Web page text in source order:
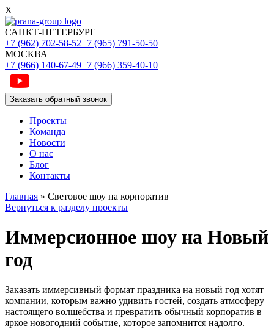
X
САНКТ-ПЕТЕРБУРГ
+7 (962) 702-58-52+7 (965) 791-50-50
МОСКВА
+7 (966) 140-67-49+7 (966) 359-40-10
Заказать обратный звонок
Проекты
Команда
Новости
О нас
Блог
Контакты
Главная » Световое шоу на корпоратив
Вернуться к разделу проекты
Иммерсионное шоу на Новый
год
Заказать иммерсивный формат праздника на новый год хотят
компании, которым важно удивить гостей, создать атмосферу
настоящего волшебства и превратить обычный корпоратив в
яркое новогодний событие, которое запомнится надолго.